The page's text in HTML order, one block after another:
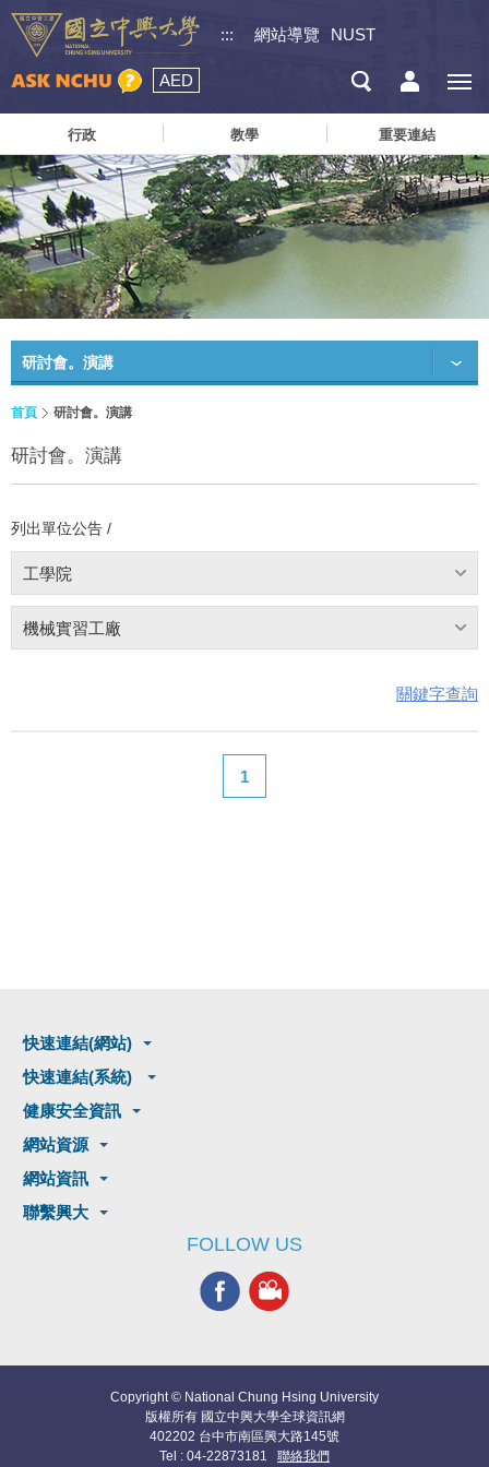
::: 網站導覽 NUST
AED
行政 教學 重要連結
研討會。演講
首頁 研討會。演講
研討會。演講
列出單位公告 /
工學院
機械實習工廠
關鍵字查詢
1
快速連結(網站)
快速連結(系統)
健康安全資訊
網站資源
網站資訊
聯繫興大
FOLLOW US
Copyright © National Chung Hsing University
版權所有 國立中興大學全球資訊網
402202 台中市南區興大路145號
Tel : 04-22873181 聯絡我們